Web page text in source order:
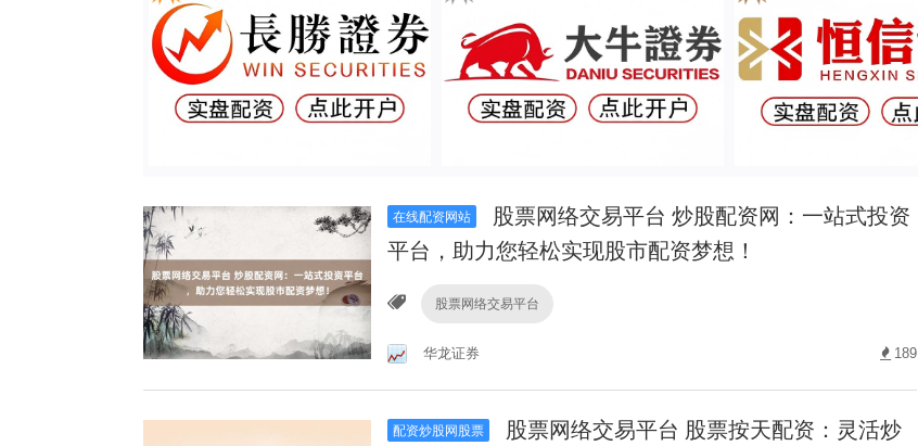
在线配资网站
股票网络交易平台 炒股配资网：一站式投资
平台，助力您轻松实现股市配资梦想！
股票网络交易平台
华龙证券 189
配资炒股网股票
股票网络交易平台 股票按天配资：灵活炒